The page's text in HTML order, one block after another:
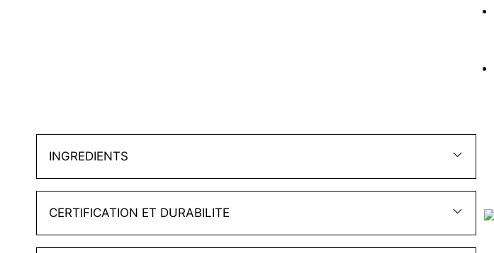
INGREDIENTS
CERTIFICATION ET DURABILITE